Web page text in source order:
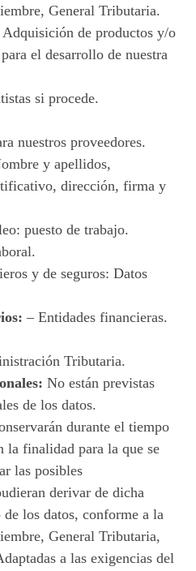
General Tributaria.
Adquisición de productos y/o
el desarrollo de nuestra
si procede.
nuestros proveedores.
y apellidos,
dirección, firma y
puesto de trabajo.
y de seguros: Datos
– Entidades financieras.
Tributaria.
No están previstas
de los datos.
durante el tiempo
la finalidad para la que se
las posibles
derivar de dicha
los datos, conforme a la
General Tributaria,
a las exigencias del